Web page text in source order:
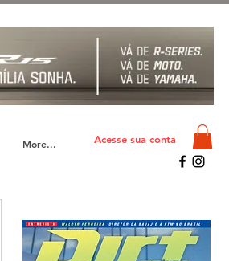
More... Acesse sua conta